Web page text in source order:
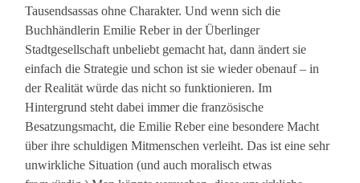
Tausendsassas ohne Charakter. Und wenn sich die
Buchhändlerin Emilie Reber in der Überlinger
Stadtgesellschaft unbeliebt gemacht hat, dann ändert sie
einfach die Strategie und schon ist sie wieder obenauf – in
der Realität würde das nicht so funktionieren. Im
Hintergrund steht dabei immer die französische
Besatzungsmacht, die Emilie Reber eine besondere Macht
über ihre schuldigen Mitmenschen verleiht. Das ist eine sehr
unwirkliche Situation (und auch moralisch etwas